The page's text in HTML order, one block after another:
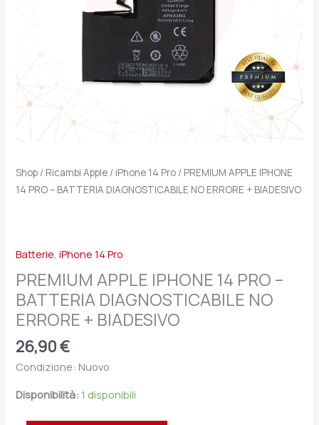
Shop / Ricambi Apple / iPhone 14 Pro / PREMIUM APPLE IPHONE
14 PRO – BATTERIA DIAGNOSTICABILE NO ERRORE + BIADESIVO
Batterie,iPhone 14 Pro
PREMIUM APPLE IPHONE 14 PRO –
BATTERIA DIAGNOSTICABILE NO
ERRORE + BIADESIVO
26,90€
Condizione: Nuovo
Disponibilità: 1 disponibili
quantità